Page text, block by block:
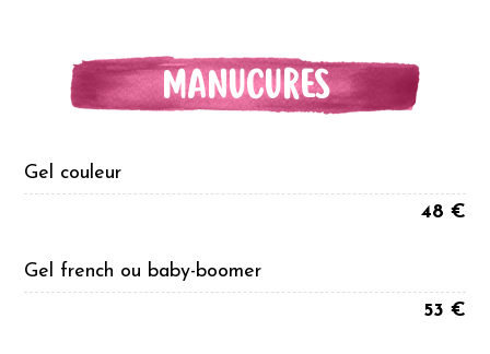
MANUCURES
Gel couleur
48 €
Gel french ou baby-boomer
53 €